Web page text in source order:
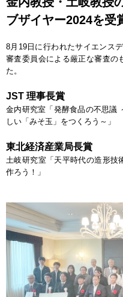
ブザイヤー2024を受
8月19日に行われたサイエンス
審査委員会による厳正な審査の
た。
JST 理事長賞
金内研究室「発酵食品の不思議
しい「みそ玉」をつくろう～」
東北経済産業局長賞
土岐研究室「天平時代の造形技
作ろう！」